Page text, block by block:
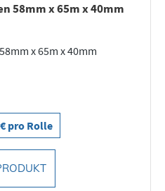
58mm x 65m x 40mm
x 65m x 40mm
pro Rolle